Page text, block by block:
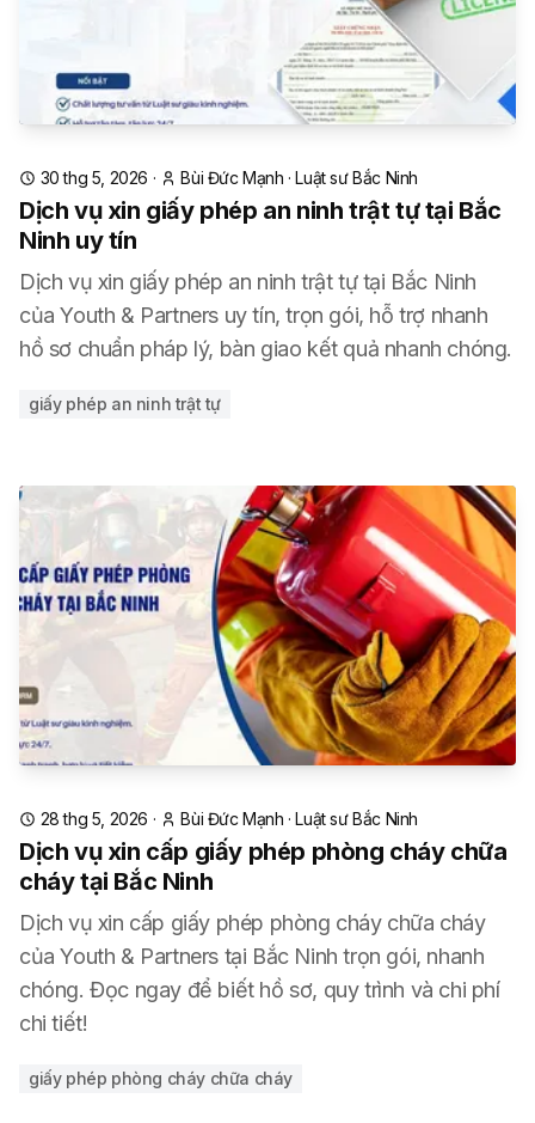
30 thg 5, 2026 · Bùi Đức Mạnh ·Luật sư Bắc Ninh
Dịch vụ xin giấy phép an ninh trật tự tại Bắc
Ninh uy tín
Dịch vụ xin giấy phép an ninh trật tự tại Bắc Ninh
của Youth & Partners uy tín, trọn gói, hỗ trợ nhanh
hồ sơ chuẩn pháp lý, bàn giao kết quả nhanh chóng.
giấy phép an ninh trật tự
28 thg 5, 2026 · Bùi Đức Mạnh ·Luật sư Bắc Ninh
Dịch vụ xin cấp giấy phép phòng cháy chữa
cháy tại Bắc Ninh
Dịch vụ xin cấp giấy phép phòng cháy chữa cháy
của Youth & Partners tại Bắc Ninh trọn gói, nhanh
chóng. Đọc ngay để biết hồ sơ, quy trình và chi phí
chi tiết!
giấy phép phòng cháy chữa cháy